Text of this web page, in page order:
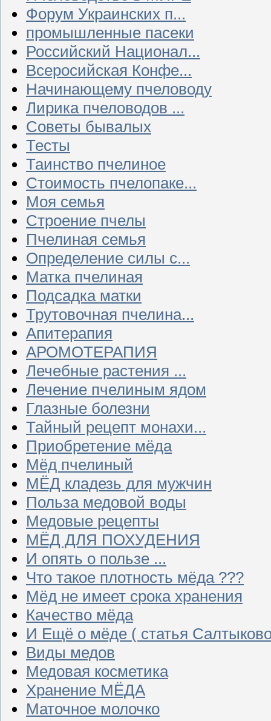
Форум Украинских п...
промышленные пасеки
Российский Национал...
Всеросийская Конфе...
Начинающему пчеловоду
Лирика пчеловодов ...
Советы бывалых
Тесты
Таинство пчелиное
Стоимость пчелопаке...
Моя семья
Строение пчелы
Пчелиная семья
Определение силы с...
Матка пчелиная
Подсадка матки
Трутовочная пчелина...
Апитерапия
АРОМОТЕРАПИЯ
Лечебные растения ...
Лечение пчелиным ядом
Глазные болезни
Тайный рецепт монахи...
Приобретение мёда
Мёд пчелиный
МЁД кладезь для мужчин
Польза медовой воды
Медовые рецепты
МЁД ДЛЯ ПОХУДЕНИЯ
И опять о пользе ...
Что такое плотность мёда ???
Мёд не имеет срока хранения
Качество мёда
И Ещё о мёде ( статья
Виды медов
Медовая косметика
Хранение МЁДА
Маточное молочко